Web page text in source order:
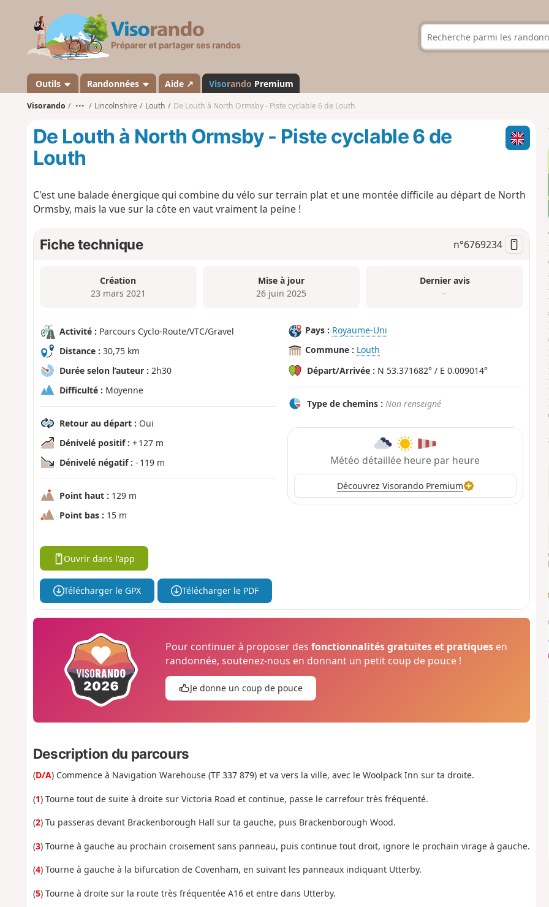
s
a
n
d
Outils Randonnées Aide ↗ Visorando Premium
Visorando ••• Lincolnshire Louth De Louth à North Ormsby - Piste cyclable 6 de Louth
De Louth à North Ormsby - Piste cyclable 6 de
Louth
C'est une balade énergique qui combine du vélo sur terrain plat et une montée difficile au départ de North
Ormsby, mais la vue sur la côte en vaut vraiment la peine !
Fiche technique n°6769234
Création
23 mars 2021
Mise à jour
26 juin 2025
Dernier avis
–
Activité : Parcours Cyclo-Route/VTC/Gravel
Distance : 30,75 km
Durée selon l’auteur : 2h30
Difficulté : Moyenne
Retour au départ : Oui
Dénivelé positif : + 127 m
Dénivelé négatif : - 119 m
Point haut : 129 m
Point bas : 15 m
Pays : Royaume-Uni
Commune : Louth
Départ/Arrivée : N 53.371682° / E 0.009014°
Type de chemins : Non renseigné
Météo détaillée heure par heure
Découvrez Visorando Premium
Ouvrir dans l'app
Télécharger le GPX Télécharger le PDF
Pour continuer à proposer desfonctionnalités gratuites et pratiques en
randonnée, soutenez-nous en donnant un petit coup de pouce !
Je donne un coup de pouce
Description du parcours
(D/A) Commence à Navigation Warehouse (TF 337 879) et va vers la ville, avec le Woolpack Inn sur ta droite.
(1) Tourne tout de suite à droite sur Victoria Road et continue, passe le carrefour très fréquenté.
(2) Tu passeras devant Brackenborough Hall sur ta gauche, puis Brackenborough Wood.
(3) Tourne à gauche au prochain croisement sans panneau, puis continue tout droit, ignore le prochain virage à gauche.
(4) Tourne à gauche à la bifurcation de Covenham, en suivant les panneaux indiquant Utterby.
(5) Tourne à droite sur la route très fréquentée A16 et entre dans Utterby.